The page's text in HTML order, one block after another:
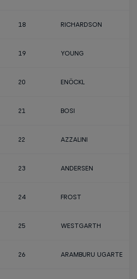
18 RICHARDSON
19 YOUNG
20 ENÖCKL
21 BOSI
22 AZZALINI
23 ANDERSEN
24 FROST
25 WESTGARTH
26 ARAMBURU UGARTE